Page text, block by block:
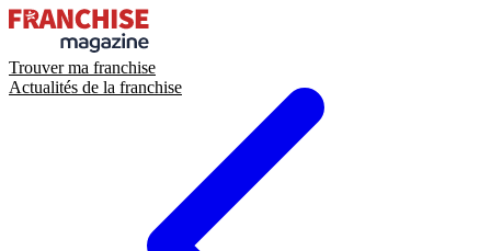
Trouver ma franchise
Actualités de la franchise